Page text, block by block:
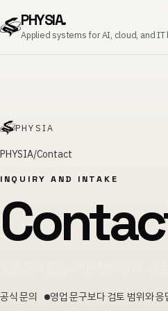
PHYSIA.
Applied systems for AI, cloud, and IT
PHYSIA
PHYSIA Contact
INQUIRY AND INTAKE
공식 문의 영업 문구보다 검토 범위와